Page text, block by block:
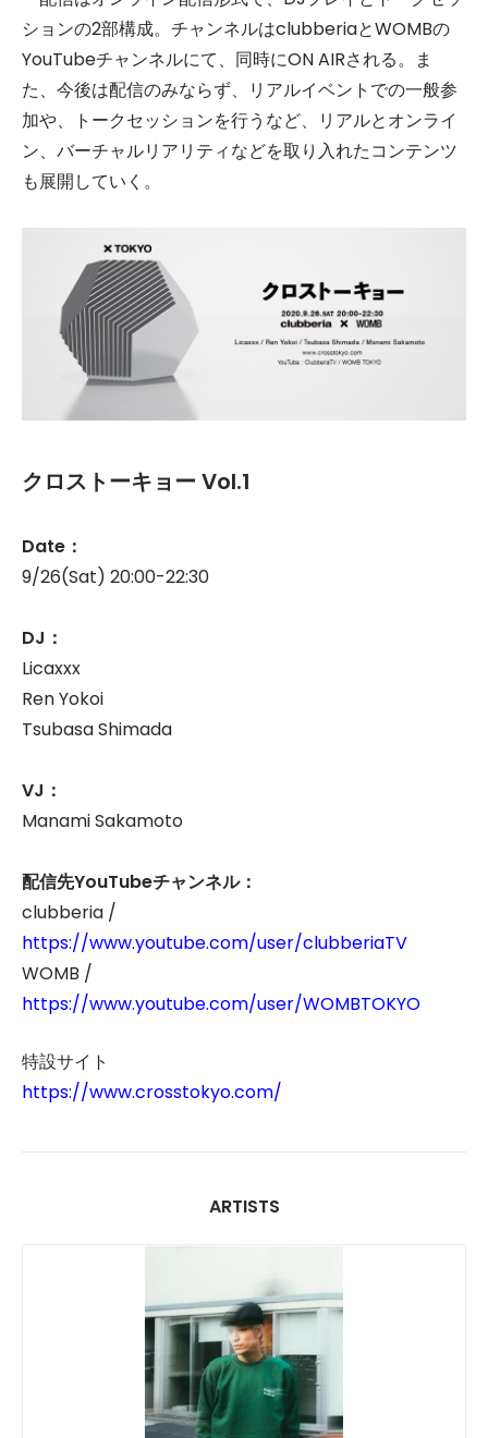
ションの2部構成。チャンネルはclubberiaとWOMBの
YouTubeチャンネルにて、同時にON AIRされる。ま
た、今後は配信のみならず、リアルイベントでの一般参
加や、トークセッションを行うなど、リアルとオンライ
ン、バーチャルリアリティなどを取り入れたコンテンツ
も展開していく。
クロストーキョー Vol.1
Date：
9/26(Sat) 20:00-22:30
DJ：
Licaxxx
Ren Yokoi
Tsubasa Shimada
VJ：
Manami Sakamoto
配信先YouTubeチャンネル：
clubberia /
https://www.youtube.com/user/clubberiaTV
WOMB /
https://www.youtube.com/user/WOMBTOKYO
特設サイト
https://www.crosstokyo.com/
ARTISTS